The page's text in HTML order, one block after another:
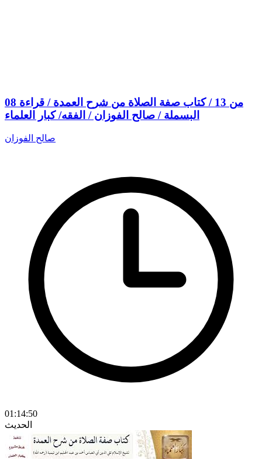
08 من 13 / كتاب صفة الصلاة من شرح العمدة / قراءة
البسملة / صالح الفوزان / الفقه/ كبار العلماء
صالح الفوزان
01:14:50
الحديث